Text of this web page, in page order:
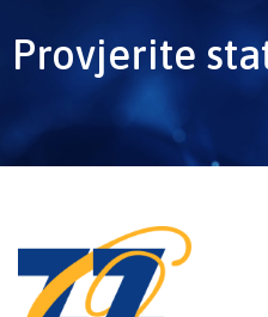
Provjerite